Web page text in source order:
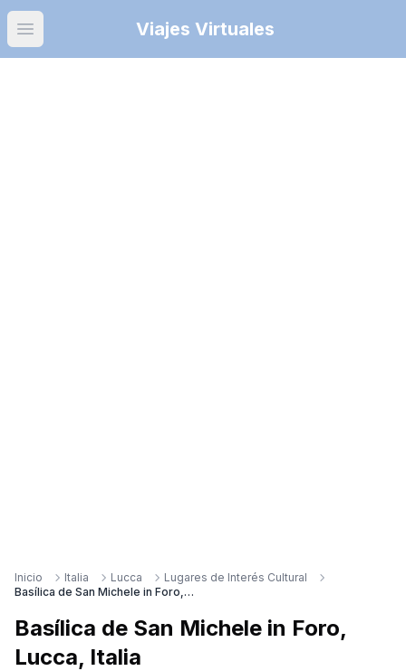
Open main menuViajes Virtuales
Inicio Italia Lucca
Lugares de Interés Cultural
Basílica de San Michele in Foro, Lucca, Italia
Basílica de San Michele in Foro,
Lucca, Italia